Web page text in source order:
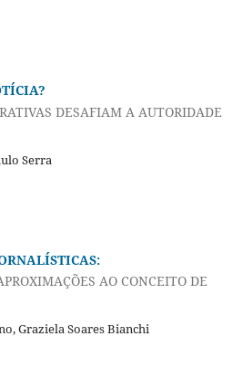
DESAFIAM A AUTORIDADE
Serra
AO CONCEITO DE
Graziela Soares Bianchi